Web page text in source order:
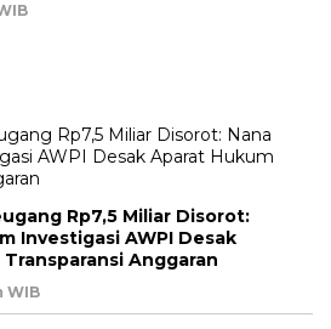
Rp7,5 Miliar Disorot:
Investigasi AWPI Desak
Anggaran
WIB